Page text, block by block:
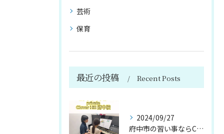
芸術
保育
最近の投稿 Recent Posts
2024/09/27
府中市の習い事ならClover Hill！約20種類のプログ...